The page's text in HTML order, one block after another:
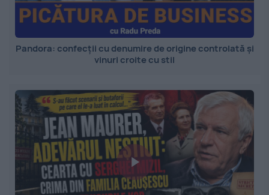
Pandora: confecții cu denumire de origine controlată și
vinuri croite cu stil